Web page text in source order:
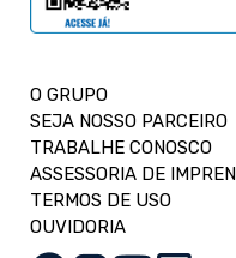
O GRUPO
SEJA NOSSO PARCEIRO
TRABALHE CONOSCO
ASSESSORIA DE
TERMOS DE USO
OUVIDORIA